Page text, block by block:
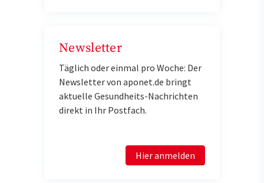
Newsletter
Täglich oder einmal pro Woche: Der
Newsletter von aponet.de bringt
aktuelle Gesundheits-Nachrichten
direkt in Ihr Postfach.
Hier anmelden